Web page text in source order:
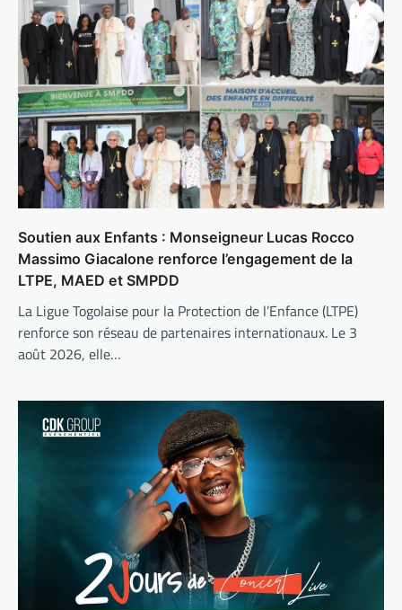
Soutien aux Enfants : Monseigneur Lucas Rocco
Massimo Giacalone renforce l’engagement de la
LTPE, MAED et SMPDD
La Ligue Togolaise pour la Protection de l’Enfance (LTPE)
renforce son réseau de partenaires internationaux. Le 3
août 2026, elle…